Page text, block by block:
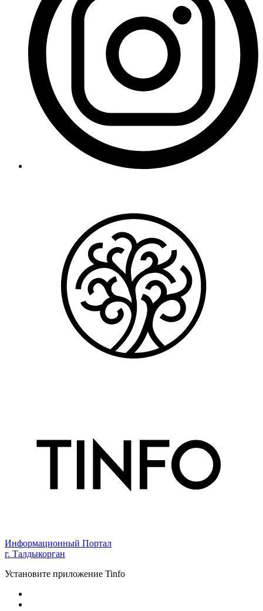
Информационный Портал
г. Талдыкорган
Установите приложение Tinfo